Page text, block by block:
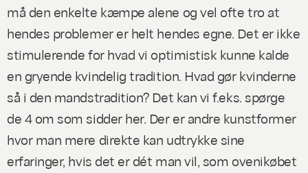
må den enkelte kæmpe alene og vel ofte tro at
hendes problemer er helt hendes egne. Det er ikke
stimulerende for hvad vi optimistisk kunne kalde
en gryende kvindelig tradition. Hvad gørkvinderne
så i den mandstradition? Det kan vi f.eks. spørge
de 4 om som sidder her. Der er andre kunstformer
hvor man mere direkte kan udtrykke sine
erfaringer, hvis det er dét man vil, som ovenikøbet